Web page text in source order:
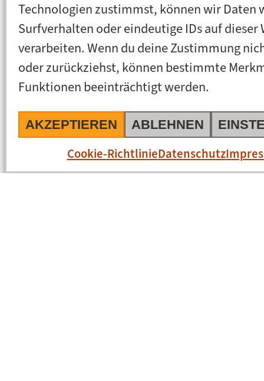
Technologien zustimmst, können wir Daten
Surfverhalten oder eindeutige IDs auf dieser
verarbeiten. Wenn du deine Zustimmung
oder zurückziehst, können bestimmte
Funktionen beeinträchtigt werden.
AKZEPTIEREN ABLEHNEN
Cookie-RichtlinieDatenschutz